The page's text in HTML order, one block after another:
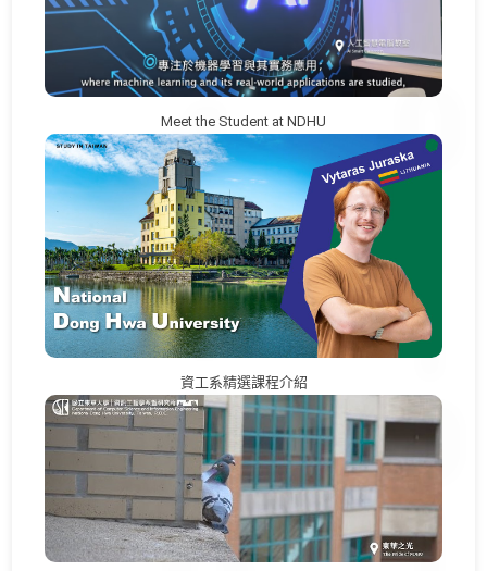
Meet the Student at NDHU
資工系精選課程介紹